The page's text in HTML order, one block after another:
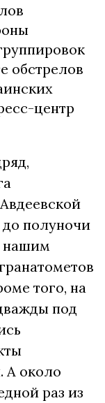
обстрелов
центр
до полуночи
нашим
того, на
под
А около
раз из